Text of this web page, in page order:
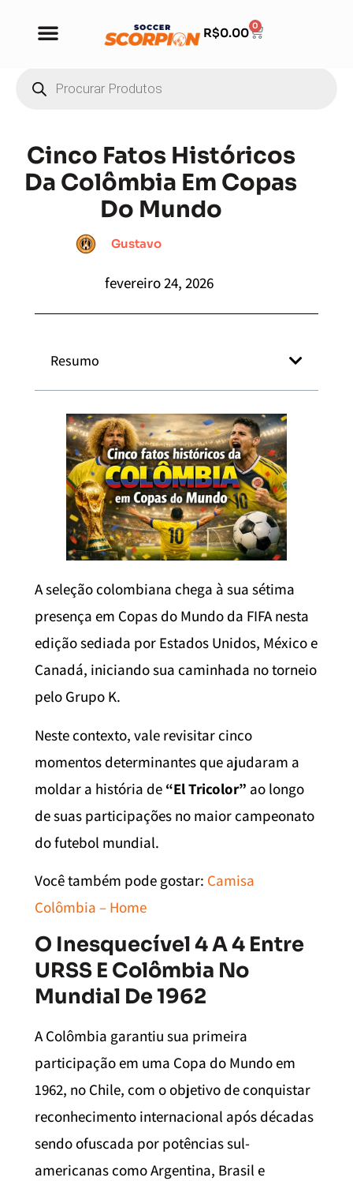
R$0.00 0
Cinco Fatos Históricos
Da Colômbia Em Copas
Do Mundo
Gustavo
fevereiro 24, 2026
Resumo
A seleção colombiana chega à sua sétima
presença em Copas do Mundo da FIFA nesta
edição sediada por Estados Unidos, México e
Canadá, iniciando sua caminhada no torneio
pelo Grupo K.
Neste contexto, vale revisitar cinco
momentos determinantes que ajudaram a
moldar a história de “El Tricolor” ao longo
de suas participações no maior campeonato
do futebol mundial.
Você também pode gostar: Camisa
Colômbia – Home
O Inesquecível 4 A 4 Entre
URSS E Colômbia No
Mundial De 1962
A Colômbia garantiu sua primeira
participação em uma Copa do Mundo em
1962, no Chile, com o objetivo de conquistar
reconhecimento internacional após décadas
sendo ofuscada por potências sul-
americanas como Argentina, Brasil e